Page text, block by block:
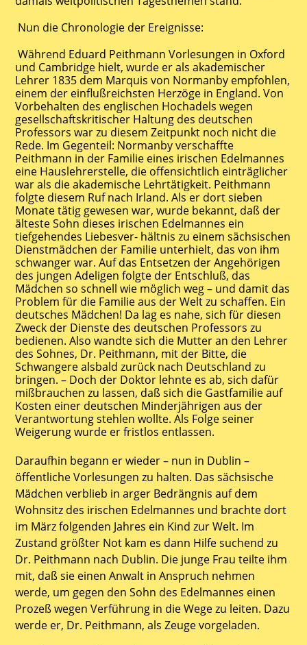
Nun die Chronologie der Ereignisse:
Während Eduard Peithmann Vorlesungen in Oxford
und Cambridge hielt, wurde er als akademischer
Lehrer 1835 dem Marquis von Normanby empfohlen,
einem der einflußreichsten Herzöge in England. Von
Vorbehalten des englischen Hochadels wegen
gesellschaftskritischer Haltung des deutschen
Professors war zu diesem Zeitpunkt noch nicht die
Rede. Im Gegenteil: Normanby verschaffte
Peithmann in der Familie eines irischen Edelmannes
eine Hauslehrerstelle, die offensichtlich einträglicher
war als die akademische Lehrtätigkeit. Peithmann
folgte diesem Ruf nach Irland. Als er dort sieben
Monate tätig gewesen war, wurde bekannt, daß der
älteste Sohn dieses irischen Edelmannes ein
tiefgehendes Liebesver- hältnis zu einem sächsischen
Dienstmädchen der Familie unterhielt, das von ihm
schwanger war. Auf das Entsetzen der Angehörigen
des jungen Adeligen folgte der Entschluß, das
Mädchen so schnell wie möglich weg – und damit das
Problem für die Familie aus der Welt zu schaffen. Ein
deutsches Mädchen! Da lag es nahe, sich für diesen
Zweck der Dienste des deutschen Professors zu
bedienen. Also wandte sich die Mutter an den Lehrer
des Sohnes, Dr. Peithmann, mit der Bitte, die
Schwangere alsbald zurück nach Deutschland zu
bringen. – Doch der Doktor lehnte es ab, sich dafür
mißbrauchen zu lassen, daß sich die Gastfamilie auf
Kosten einer deutschen Minderjährigen aus der
Verantwortung stehlen wollte. Als Folge seiner
Weigerung wurde er fristlos entlassen.
Daraufhin begann er wieder – nun in Dublin –
öffentliche Vorlesungen zu halten. Das sächsische
Mädchen verblieb in arger Bedrängnis auf dem
Wohnsitz des irischen Edelmannes und brachte dort
im März folgenden Jahres ein Kind zur Welt. Im
Zustand größter Not kam es dann Hilfe suchend zu
Dr. Peithmann nach Dublin. Die junge Frau teilte ihm
mit, daß sie einen Anwalt in Anspruch nehmen
werde, um gegen den Sohn des Edelmannes einen
Prozeß wegen Verführung in die Wege zu leiten. Dazu
werde er, Dr. Peithmann, als Zeuge vorgeladen.